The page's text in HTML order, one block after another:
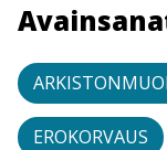
EROKORVAUS